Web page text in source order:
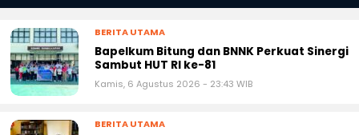
BERITA UTAMA
Bapelkum Bitung dan BNNK Perkuat Sinergi
Sambut HUT RI ke-81
Kamis, 6 Agustus 2026 - 23:43 WIB
BERITA UTAMA